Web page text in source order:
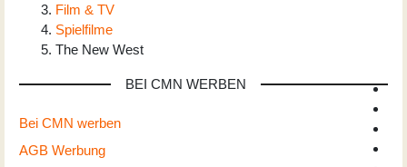
Film & TV
Spielfilme
The New West
BEI CMN WERBEN
Bei CMN werben
AGB Werbung